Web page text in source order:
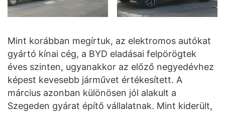
Mint korábban megírtuk, az elektromos autókat
gyártó kínai cég, a BYD eladásai felpörögtek
éves szinten, ugyanakkor az előző negyedévhez
képest kevesebb járművet értékesített. A
március azonban különösen jól alakult a
Szegeden gyárat építő vállalatnak. Mint kiderült,